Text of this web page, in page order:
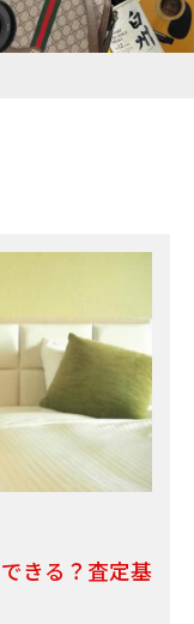
きる？査定基